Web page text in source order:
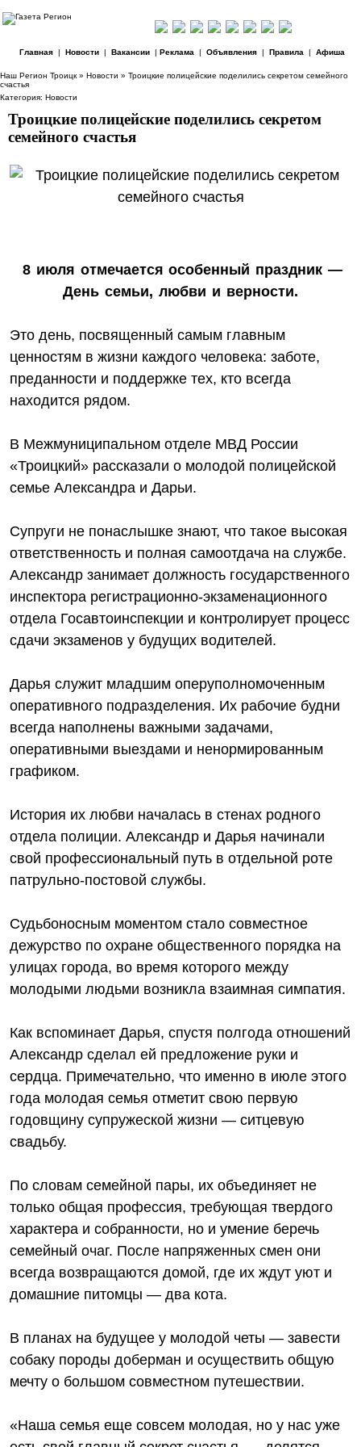
Главная| Новости| Вакансии| Реклама | Объявления| Правила | Афиша
Наш Регион Троицк » Новости » Троицкие полицейские поделились секретом семейного
счастья
Категория: Новости
Троицкие полицейские поделились секретом
семейного счастья
8 июля отмечается особенный праздник —
День семьи, любви и верности.
Это день, посвященный самым главным
ценностям в жизни каждого человека: заботе,
преданности и поддержке тех, кто всегда
находится рядом.
В Межмуниципальном отделе МВД России
«Троицкий» рассказали о молодой полицейской
семье Александра и Дарьи.
Супруги не понаслышке знают, что такое высокая
ответственность и полная самоотдача на службе.
Александр занимает должность государственного
инспектора регистрационно-экзаменационного
отдела Госавтоинспекции и контролирует процесс
сдачи экзаменов у будущих водителей.
Дарья служит младшим оперуполномоченным
оперативного подразделения. Их рабочие будни
всегда наполнены важными задачами,
оперативными выездами и ненормированным
графиком.
История их любви началась в стенах родного
отдела полиции. Александр и Дарья начинали
свой профессиональный путь в отдельной роте
патрульно-постовой службы.
Судьбоносным моментом стало совместное
дежурство по охране общественного порядка на
улицах города, во время которого между
молодыми людьми возникла взаимная симпатия.
Как вспоминает Дарья, спустя полгода отношений
Александр сделал ей предложение руки и
сердца. Примечательно, что именно в июле этого
года молодая семья отметит свою первую
годовщину супружеской жизни — ситцевую
свадьбу.
По словам семейной пары, их объединяет не
только общая профессия, требующая твердого
характера и собранности, но и умение беречь
семейный очаг. После напряженных смен они
всегда возвращаются домой, где их ждут уют и
домашние питомцы — два кота.
В планах на будущее у молодой четы — завести
собаку породы доберман и осуществить общую
мечту о большом совместном путешествии.
«Наша семья еще совсем молодая, но у нас уже